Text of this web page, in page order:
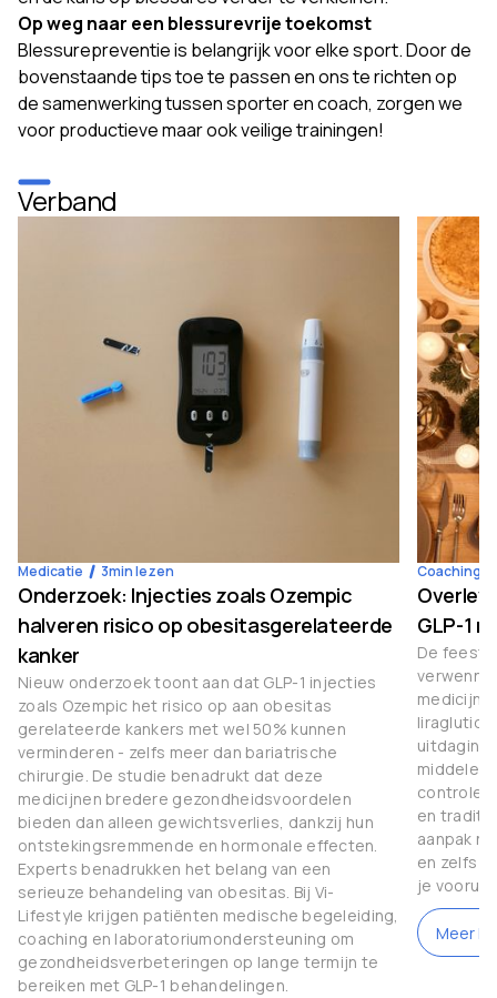
Op weg naar een blessurevrije toekomst
Blessurepreventie is belangrijk voor elke sport. Door de
bovenstaande tips toe te passen en ons te richten op
de samenwerking tussen sporter en coach, zorgen we
voor productieve maar ook veilige trainingen!
Verband
Medicatie 3min lezen
Onderzoek: Injecties zoals Ozempic
halveren risico op obesitasgerelateerde
kanker
Nieuw onderzoek toont aan dat GLP-1 injecties
zoals Ozempic het risico op aan obesitas
gerelateerde kankers met wel 50% kunnen
verminderen - zelfs meer dan bariatrische
chirurgie. De studie benadrukt dat deze
medicijnen bredere gezondheidsvoordelen
bieden dan alleen gewichtsverlies, dankzij hun
ontstekingsremmende en hormonale effecten.
Experts benadrukken het belang van een
serieuze behandeling van obesitas. Bij Vi-
Lifestyle krijgen patiënten medische begeleiding,
coaching en laboratoriumondersteuning om
gezondheidsverbeteringen op lange termijn te
bereiken met GLP-1 behandelingen.
Coaching
GLP-1
De
middelen
controle
en
aanpak
en zelfs
je
Meer